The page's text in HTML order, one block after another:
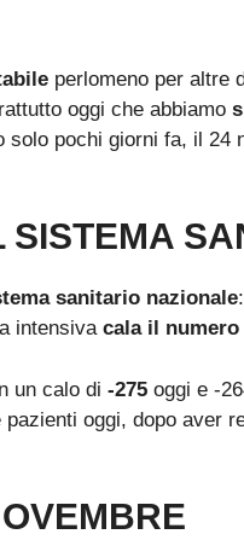
perlomeno per altre
oggi che abbiamo
solo pochi giorni fa, il 24
sanitario nazionale
intensiva cala il
un calo di -275 oggi e -
oggi, dopo aver